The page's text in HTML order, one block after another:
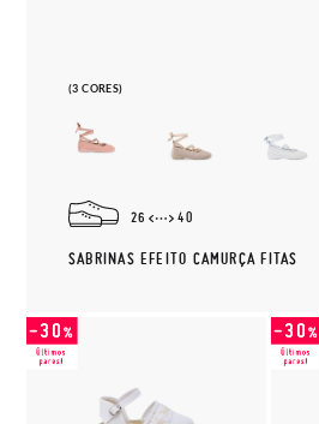
(3 CORES)
26 40
SABRINAS EFEITO CAMURÇA FITAS